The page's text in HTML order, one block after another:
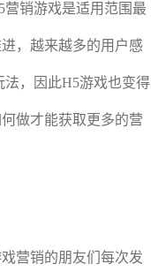
营销游戏是适用范围最
，越来越多的用户感
法，因此H5游戏也变得
做才能获取更多的营
营销的朋友们每次发